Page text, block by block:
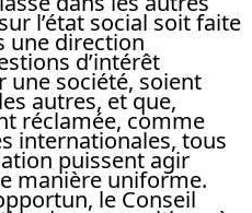
l’état social soit faite
une direction
d’intérêt
une société, soient
autres, et que,
réclamée, comme
internationales, tous
puissent agir
manière uniforme.
le Conseil